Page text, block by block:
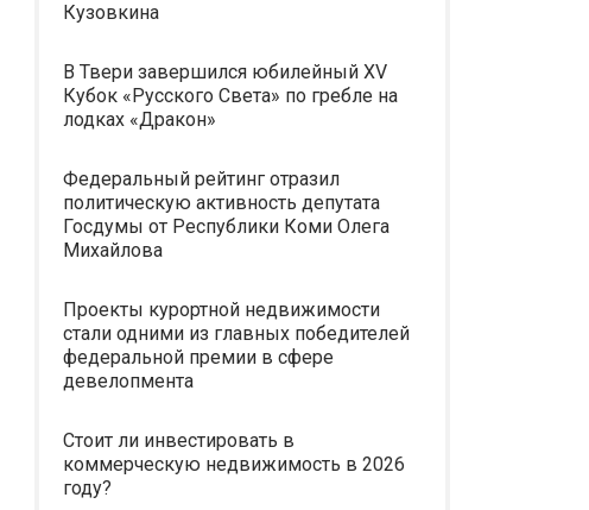
Кузовкина
В Твери завершился юбилейный XV
Кубок «Русского Света» по гребле на
лодках «Дракон»
Федеральный рейтинг отразил
политическую активность депутата
Госдумы от Республики Коми Олега
Михайлова
Проекты курортной недвижимости
стали одними из главных победителей
федеральной премии в сфере
девелопмента
Стоит ли инвестировать в
коммерческую недвижимость в 2026
году?